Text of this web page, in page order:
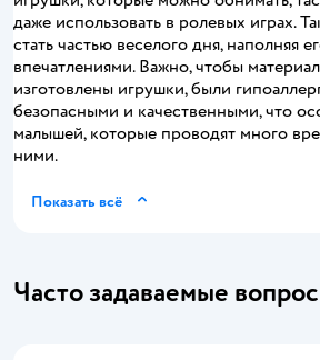
даже использовать в ролевых играх.
стать частью веселого дня, наполняя
впечатлениями. Важно, чтобы
изготовлены игрушки, были
безопасными и качественными, что
малышей, которые проводят много
ними.
Показать всё
Часто задаваемые